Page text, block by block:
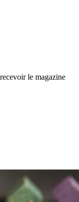
le magazine